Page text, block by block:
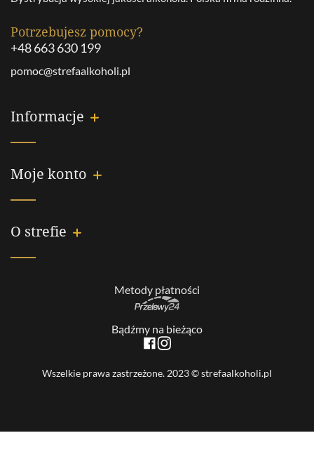
Potrzebujesz pomocy?
+48 663 630 199
pomoc@strefaalkoholi.pl
Informacje
Moje konto
O strefie
Metody płatności
Bądźmy na bieżąco
Wszelkie prawa zastrzeżone. 2023 © strefaalkoholi.pl